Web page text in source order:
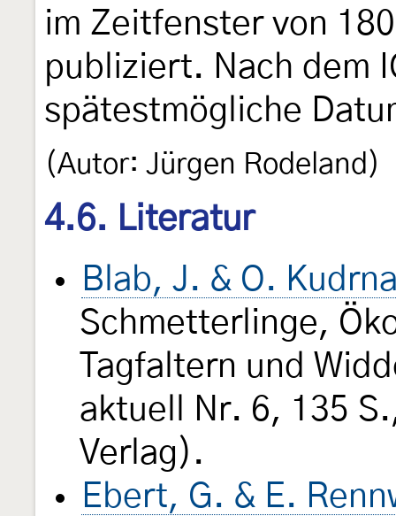
im Zeitfenster von
publiziert. Nach dem
spätestmögliche
(Autor: Jürgen Rodeland)
4.6. Literatur
Blab, J. & O.
Schmetterlinge,
Tagfaltern und
aktuell Nr. 6, 135
Verlag).
Ebert, G. & E.